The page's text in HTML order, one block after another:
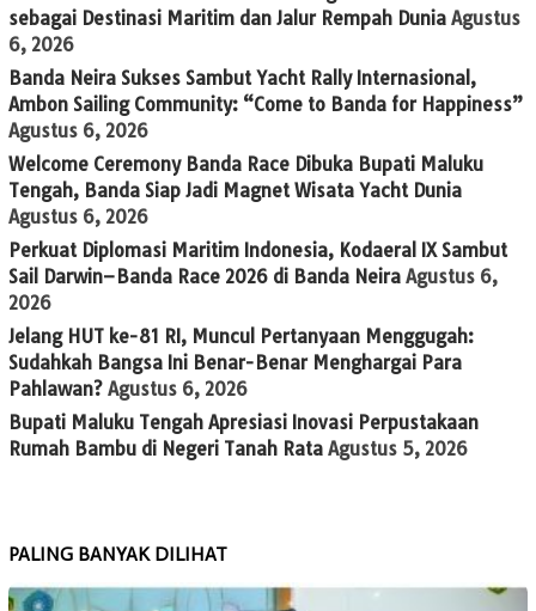
sebagai Destinasi Maritim dan Jalur Rempah Dunia Agustus
6, 2026
Banda Neira Sukses Sambut Yacht Rally Internasional,
Ambon Sailing Community: “Come to Banda for Happiness”
Agustus 6, 2026
Welcome Ceremony Banda Race Dibuka Bupati Maluku
Tengah, Banda Siap Jadi Magnet Wisata Yacht Dunia
Agustus 6, 2026
Perkuat Diplomasi Maritim Indonesia, Kodaeral IX Sambut
Sail Darwin–Banda Race 2026 di Banda Neira Agustus 6,
2026
Jelang HUT ke-81 RI, Muncul Pertanyaan Menggugah:
Sudahkah Bangsa Ini Benar-Benar Menghargai Para
Pahlawan? Agustus 6, 2026
Bupati Maluku Tengah Apresiasi Inovasi Perpustakaan
Rumah Bambu di Negeri Tanah Rata Agustus 5, 2026
PALING BANYAK DILIHAT